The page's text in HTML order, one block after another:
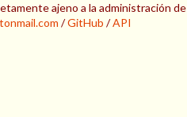
ajeno a la administración de
/GitHub /API